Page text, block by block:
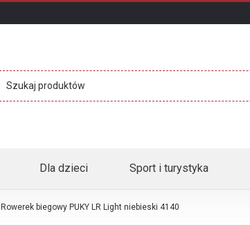
Dla dzieci Sport i turystyka
Rowerek biegowy PUKY LR Light niebieski 4140